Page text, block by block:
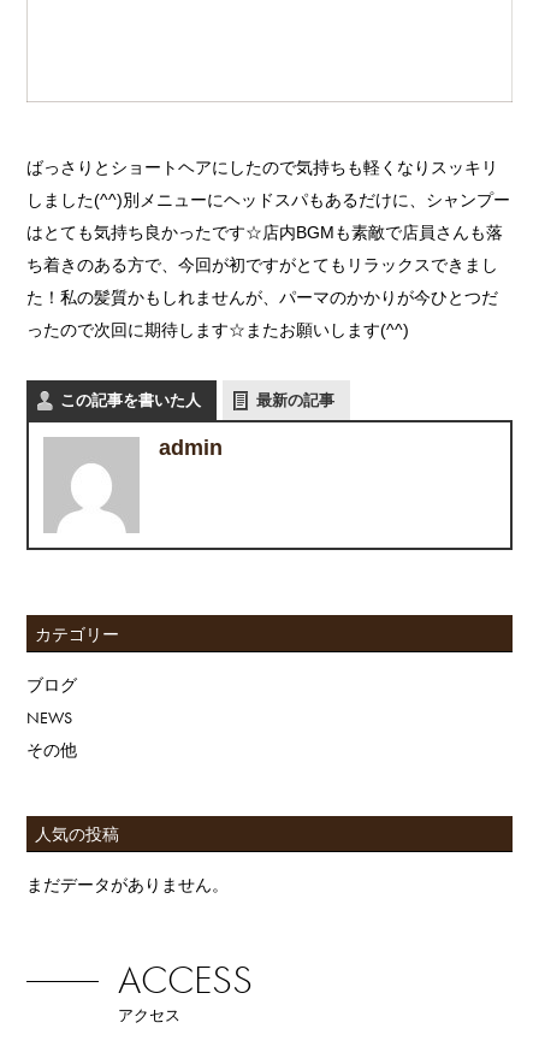
ばっさりとショートヘアにしたので気持ちも軽くなりスッキリ
しました(^^)別メニューにヘッドスパもあるだけに、シャンプー
はとても気持ち良かったです☆店内BGMも素敵で店員さんも落
ち着きのある方で、今回が初ですがとてもリラックスできまし
た！私の髪質かもしれませんが、パーマのかかりが今ひとつだ
ったので次回に期待します☆またお願いします(^^)
この記事を書いた人 最新の記事
admin
カテゴリー
ブログ
NEWS
その他
人気の投稿
まだデータがありません。
ACCESS
アクセス